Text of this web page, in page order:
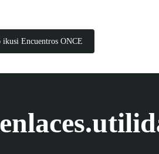
ikusi Encuentros ONCE